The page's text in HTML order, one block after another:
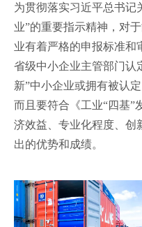
为贯彻落实习近平总书记
业”的重要指示精神，对
业有着严格的申报标准和
省级中小企业主管部门认
新”中小企业或拥有被认
而且要符合《工业“四基”
济效益、专业化程度、创
出的优势和成绩。